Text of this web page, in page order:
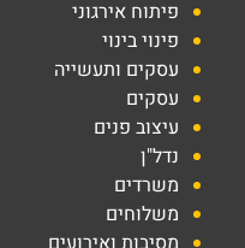
פיתוח אירגוני
פינוי בינוי
עסקים ותעשייה
עסקים
עיצוב פנים
נדל"ן
משרדים
משלוחים